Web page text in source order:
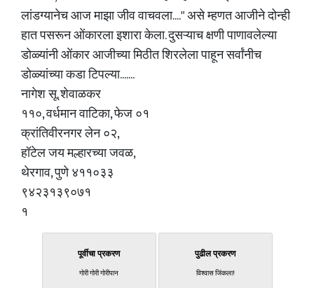
लांडग्यानेच आज माझा जीव वाचवला...." असे म्हणत आजीने दोन्ही
हात पसरून ओंकारला इशारा केला. दुसऱ्याच क्षणी पाणावलेल्या
डोळ्यांनी ओंकार आजीच्या मिठीत शिरलेला पाहून सर्वांनीच
डोळ्यांच्या कडा टिपल्या.......
नागेश सू. शेवाळकर
११०, वर्धमान वाटिका, फेज ०१
क्रांतिवीरनगर लेन ०२,
हॉटेल जय मल्हारच्या जवळ,
थेरगाव, पुणे ४११०३३
९४२३१३९०७१
१
पूर्वीचा प्रकरण
गोरी गोरी गोरीपान
पुढील प्रकरण
विश्वास जिंकला!